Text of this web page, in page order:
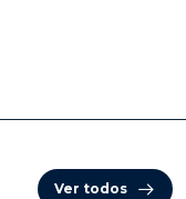
Ver todos